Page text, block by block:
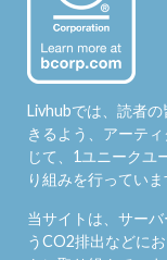
Livhubでは、読者
きるよう、アーテ
じて、1ユニークユ
り組みを行っていま
当サイトは、サー
うCO2排出などに